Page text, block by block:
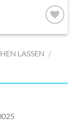
AUF MEINE
SETZEN
LASSEN /